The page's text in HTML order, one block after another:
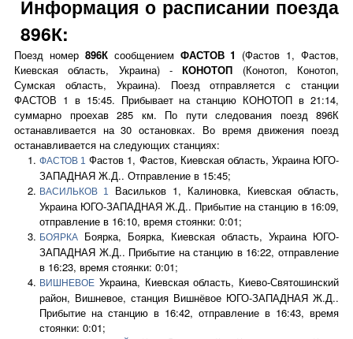
Информация о расписании поезда
896К:
Поезд номер 896Ксообщением ФАСТОВ 1 (Фастов 1, Фастов,
Киевская область, Украина) -КОНОТОП (Конотоп, Конотоп,
Сумская область, Украина). Поезд отправляется с станции
ФАСТОВ 1 в 15:45. Прибывает на станцию КОНОТОП в 21:14,
суммарно проехав 285 км. По пути следования поезд 896К
останавливается на 30 остановках. Во время движения поезд
останавливается на следующих станциях:
ФАСТОВ 1 Фастов 1, Фастов, Киевская область, Украина ЮГО-
ЗАПАДНАЯ Ж.Д.. Отправление в 15:45;
ВАСИЛЬКОВ 1
Васильков 1, Калиновка, Киевская область,
Украина ЮГО-ЗАПАДНАЯ Ж.Д.. Прибытие на станцию в 16:09,
отправление в 16:10, время стоянки: 0:01;
БОЯРКА
Боярка, Боярка, Киевская область, Украина ЮГО-
ЗАПАДНАЯ Ж.Д.. Прибытие на станцию в 16:22, отправление
в 16:23, время стоянки: 0:01;
ВИШНЕВОЕ Украина, Киевская область, Киево-Святошинский
район, Вишневое, станция Вишнёвое ЮГО-ЗАПАДНАЯ Ж.Д..
Прибытие на станцию в 16:42, отправление в 16:43, время
стоянки: 0:01;